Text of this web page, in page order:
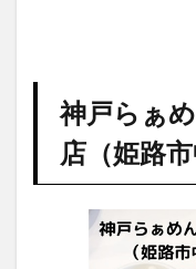
神戸らぁ
店（姫路市